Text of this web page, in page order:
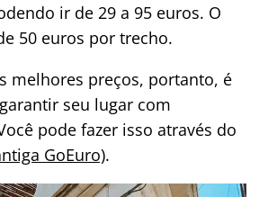
ir de 29 a 95 euros. O
50 euros por trecho.
melhores preços, portanto, é
seu lugar com
pode fazer isso através do
GoEuro).